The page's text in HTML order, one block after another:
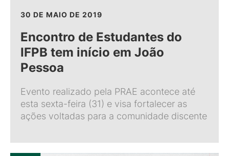
30 DE MAIO DE 2019
Encontro de Estudantes do
IFPB tem início em João
Pessoa
Evento realizado pela PRAE acontece até
esta sexta-feira (31) e visa fortalecer as
ações voltadas para a comunidade discente